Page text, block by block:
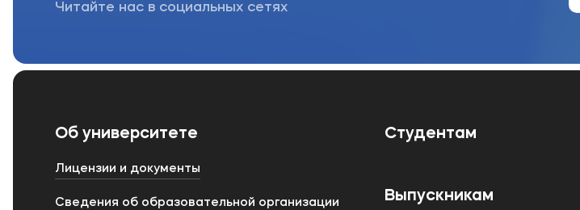
Читайте нас в социальных сетях
Об университете
Лицензии и документы
Сведения об образовательной организации
Студентам
Выпускникам